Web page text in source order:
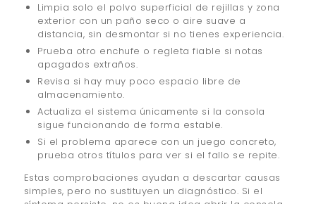
Limpia solo el polvo superficial de rejillas y zona
exterior con un paño seco o aire suave a
distancia, sin desmontar si no tienes experiencia.
Prueba otro enchufe o regleta fiable si notas
apagados extraños.
Revisa si hay muy poco espacio libre de
almacenamiento.
Actualiza el sistema únicamente si la consola
sigue funcionando de forma estable.
Si el problema aparece con un juego concreto,
prueba otros títulos para ver si el fallo se repite.
Estas comprobaciones ayudan a descartar causas
simples, pero no sustituyen un diagnóstico. Si el